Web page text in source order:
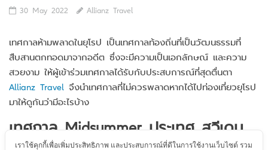
30 May 2022 Allianz Travel
เทศกาลห้ามพลาดในยุโรป เป็นเทศกาลท้องถิ่นที่เป็นวัฒนธรรมที่
สืบสานตกทอดมาจากอดีต ซึ่งจะมีความเป็นเอกลักษณ์ และความ
สวยงาม ให้ผู้เข้าร่วมเทศกาลได้รับกับประสบการณ์ที่สุดตื่นตา
Allianz Travel จึงนำเทศกาลที่ไม่ควรพลาดหากได้ไปท่องเที่ยวยุโรป
มาให้ดูกันว่ามีอะไรบ้าง
เทศกาล Midsummer ประเทศ สวีเดน
เราใช้คุกกี้เพื่อเพิ่มประสิทธิภาพ และประสบการณ์ที่ดีในการใช้งานเว็บไซต์ รวม